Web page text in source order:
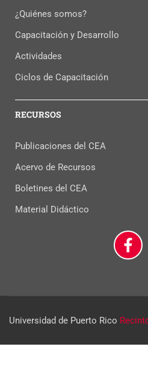
¿Quiénes somos?
Capacitación y Desarrollo
Actividades
Ciclos de Capacitación
RECURSOS
Publicaciones del CEA
Acervo de Recursos
Boletines del CEA
Material Didáctico
Universidad de Puerto Rico